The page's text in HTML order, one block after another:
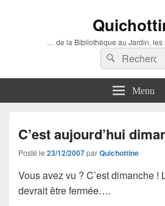
… de la Bibliothèque au Jardin, les
Recherche :
Rechercher
Menu
C’est aujourd’hui
Posté le 23/12/2007parQuichottine
Vous avez vu ? C’est dimanche !
devrait être fermée….